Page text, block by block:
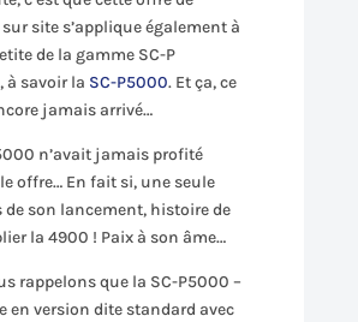
site s’applique également à
de la gamme SC-P
à savoir la SC-P5000. Et ça, ce
jamais arrivé…
n’avait jamais profité
offre… En fait si, une seule
de son lancement, histoire de
la 4900 ! Paix à son âme…
rappelons que la SC-P5000 –
en version dite standard avec